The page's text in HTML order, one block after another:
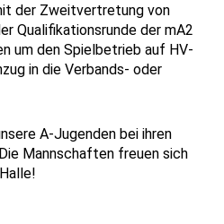
der Zweitvertretung von
Qualifikationsrunde der mA2
um den Spielbetrieb auf HV-
in die Verbands- oder
A-Jugenden bei ihren
Mannschaften freuen sich